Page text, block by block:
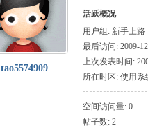
tao5574909
活跃概况
用户组: 新手上路
最后访问: 2009-
上次发表时间:
所在时区: 使用系
空间访问量: 0
帖子数: 2